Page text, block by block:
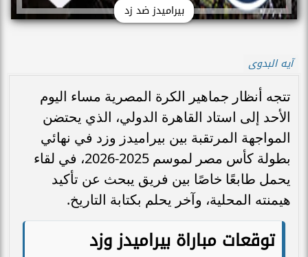
بيراميدز ضد زد
آيه البدوى
تتجه أنظار جماهير الكرة المصرية مساء اليوم
الأحد إلى استاد القاهرة الدولي، الذي يحتضن
المواجهة المرتقبة بين بيراميدز وزد في نهائي
بطولة كأس مصر لموسم 2025-2026، في لقاء
يحمل طابعًا خاصًا بين فريق يبحث عن تأكيد
هيمنته المحلية، وآخر يحلم بكتابة التاريخ.
توقعات مباراة بيراميدز وزد